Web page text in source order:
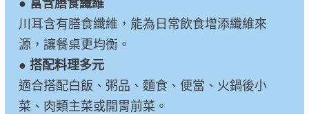
● 富含膳食纖維
川耳含有膳食纖維，能為日常飲食增添纖維來
源，讓餐桌更均衡。
● 搭配料理多元
適合搭配白飯、粥品、麵食、便當、火鍋後小
菜、肉類主菜或開胃前菜。